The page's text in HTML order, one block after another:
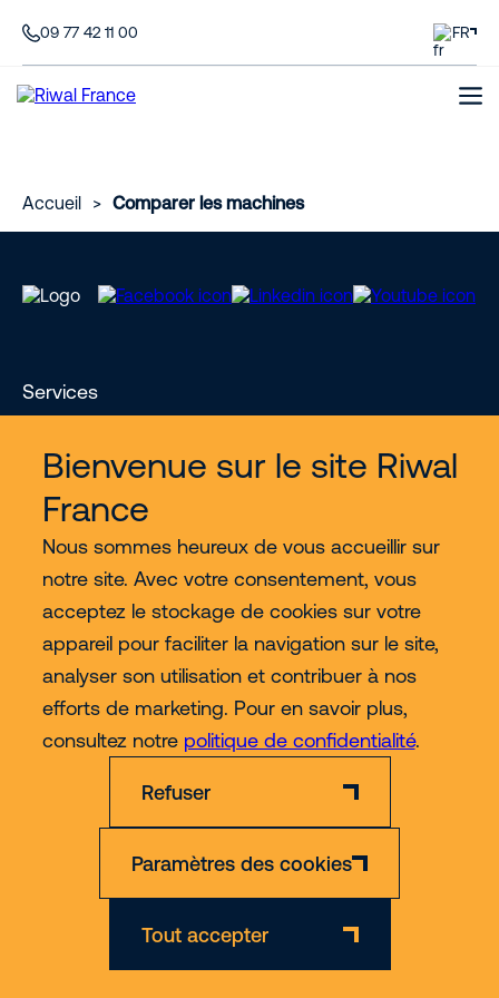
Bienvenue sur le site Riwal
France
Nous sommes heureux de vous accueillir sur
notre site. Avec votre consentement, vous
acceptez le stockage de cookies sur votre
appareil pour faciliter la navigation sur le site,
analyser son utilisation et contribuer à nos
efforts de marketing. Pour en savoir plus,
consultez notre politique de confidentialité.
Refuser
Paramètres des cookies
Tout accepter
09 77 42 11 00 FR
Accueil > Comparer les machines
Services
Nous découvrir
Contact
Plus
cookies